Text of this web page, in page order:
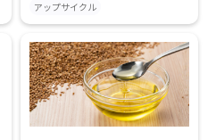
アップサイクル